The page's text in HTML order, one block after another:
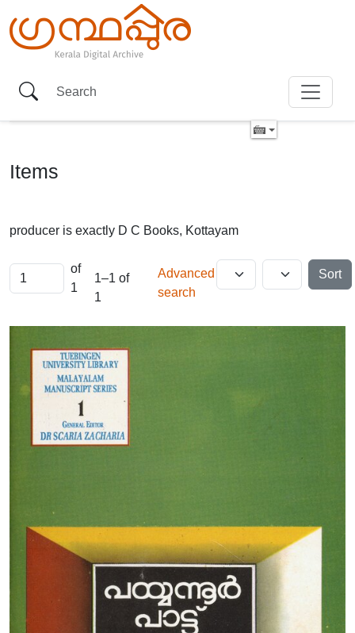
Items
producer is exactly D C Books, Kottayam
of
1
1–1 of
1
Advanced
search
Sort